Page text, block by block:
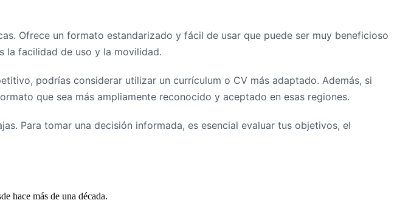
Ofrece un formato estandarizado y fácil de usar que puede ser muy beneficioso
la facilidad de uso y la movilidad.
podrías considerar utilizar un currículum o CV más adaptado. Además, si
que sea más ampliamente reconocido y aceptado en esas regiones.
Para tomar una decisión informada, es esencial evaluar tus objetivos, el
hace más de una década.